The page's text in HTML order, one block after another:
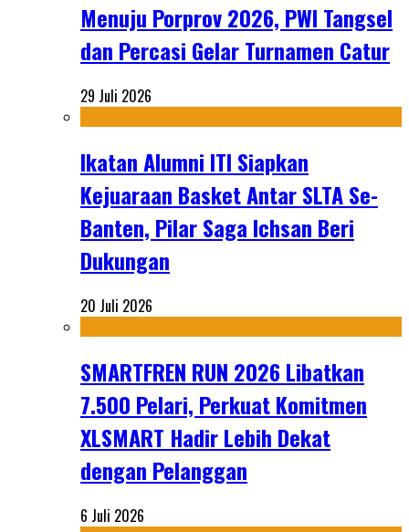
Menuju Porprov 2026, PWI Tangsel
dan Percasi Gelar Turnamen Catur
29 Juli 2026
Ikatan Alumni ITI Siapkan
Kejuaraan Basket Antar SLTA Se-
Banten, Pilar Saga Ichsan Beri
Dukungan
20 Juli 2026
SMARTFREN RUN 2026 Libatkan
7.500 Pelari, Perkuat Komitmen
XLSMART Hadir Lebih Dekat
dengan Pelanggan
6 Juli 2026